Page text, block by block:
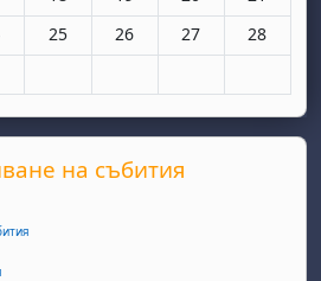
22 юни
вторник, 23 юни
събития, сряда, 24 юни
Няма събития, четвъртък, 25 юни
25 Няма събития, петък, 26
26 Няма събития,
27 Няма
28
29 юни
вторник, 30 юни
на събития
на събития